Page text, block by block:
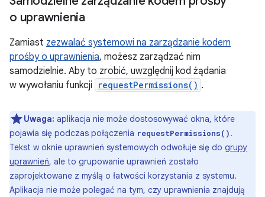
o uprawnienia
Zamiast zezwalać systemowi na zarządzanie kodem
prośby o uprawnienia, możesz zarządzać nim
samodzielnie. Aby to zrobić, uwzględnij kod żądania
w wywołaniu funkcji
requestPermissions() .
Uwaga: aplikacja nie może dostosowywać okna, które
pojawia się podczas połączenia requestPermissions().
Tekst w oknie uprawnień systemowych odwołuje się do grupy
uprawnień, ale to grupowanie uprawnień zostało
zaprojektowane z myślą o łatwości korzystania z systemu.
Aplikacja nie może polegać na tym, czy uprawnienia znajdują